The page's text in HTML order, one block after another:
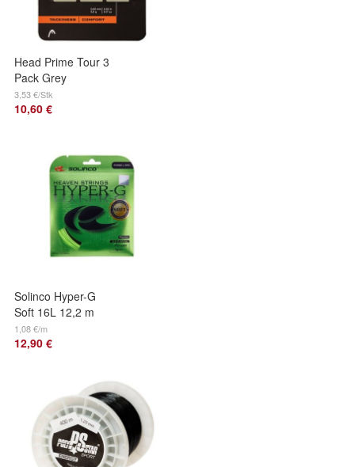
Head Prime Tour 3
Pack Grey
3,53 €/Stk
10,60 €
Solinco Hyper-G
Soft 16L 12,2 m
1,25 mm
Tennissaiten
1,08 €/m
12,90 €